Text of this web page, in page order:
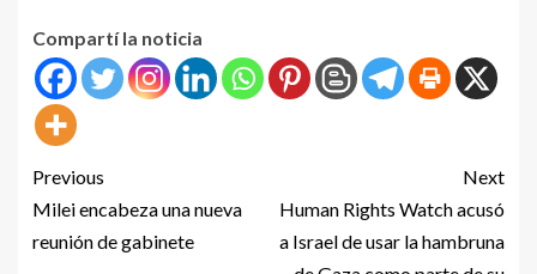
Compartí la noticia
Previous
Milei encabeza una nueva
reunión de gabinete
Next
Human Rights Watch acusó
a Israel de usar la hambruna